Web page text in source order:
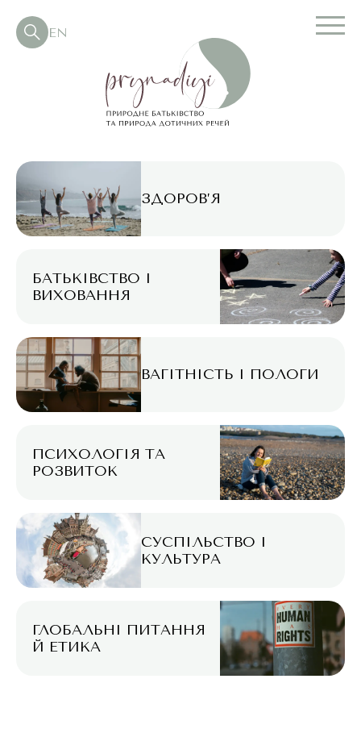
EN
ЗДОРОВ’Я
БАТЬКІВСТВО І
ВИХОВАННЯ
ВАГІТНІСТЬ І ПОЛОГИ
ПСИХОЛОГІЯ ТА
РОЗВИТОК
СУСПІЛЬСТВО І
КУЛЬТУРА
ГЛОБАЛЬНІ ПИТАННЯ
Й ЕТИКА